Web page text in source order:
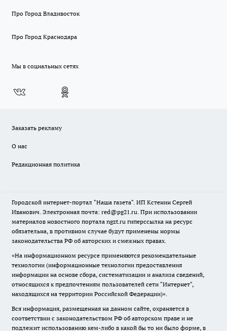
Про Город Владивосток
Про Город Краснодара
Мы в социальных сетях
Заказать рекламу
О нас
Редакционная политика
Городской интернет-портал "Наша газета". ИП Кстенин Сергей
Иванович. Электронная почта: red@pg21.ru. При использовании
материалов новостного портала ngzt.ru гиперссылка на ресурс
обязательна, в противном случае будут применены нормы
законодательства РФ об авторских и смежных правах.
«На информационном ресурсе применяются рекомендательные
технологии (информационные технологии предоставления
информации на основе сбора, систематизации и анализа сведений,
относящихся к предпочтениям пользователей сети "Интернет",
находящихся на территории Российской Федерации)».
Вся информация, размещенная на данном сайте, охраняется в
соответствии с законодательством РФ об авторском праве и не
подлежит использованию кем-либо в какой бы то ни было форме, в